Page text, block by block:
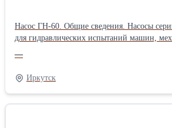
Насос ГН-60. Общие сведения. Насосы серии ГН предназначены
для гидравлических испытаний машин,
Максимальное давление, атм 60 Подача за двойной ход (первая
ступень), л 0,045 Подача за двойной ход (вторая ступень), л -
Усилие на рукоятке, кгс 20 Масса, кг 12,3 Габаритные и
—
Иркутск